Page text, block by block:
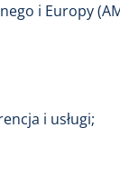
i Europy
i usługi;